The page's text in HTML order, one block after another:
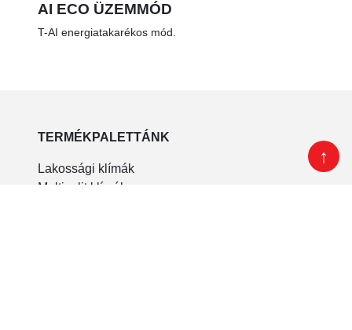
AI ECO ÜZEMMÓD
T-AI energiatakarékos mód.
↑
TERMÉKPALETTÁNK
Lakossági klímák
Multisplit klímák